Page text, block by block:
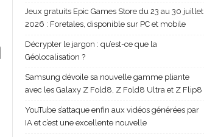
Jeux gratuits Epic Games Store du 23 au 30 juillet
2026 : Foretales, disponible sur PC et mobile
Décrypter le jargon : qu’est-ce que la
Géolocalisation ?
Samsung dévoile sa nouvelle gamme pliante
avec les Galaxy Z Fold8, Z Fold8 Ultra et Z Flip8
YouTube s’attaque enfin aux vidéos générées par
IA et c’est une excellente nouvelle